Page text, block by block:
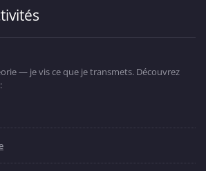
— je vis ce que je transmets. Découvrez